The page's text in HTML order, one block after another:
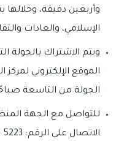
وأربعين دقيقة، وخلالها
الإسلامي، والعادات
ويتم الاشتراك بالجولة
الموقع الإلكتروني
الجولة من التاسعة
للتواصل مع الجهة
الاتصال على الرقم: 5223 355 04